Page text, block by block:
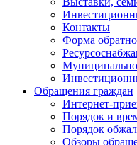
Контакты
Форма
Обращения граждан
Интернет-
Порядок и
Порядок
Обзоры